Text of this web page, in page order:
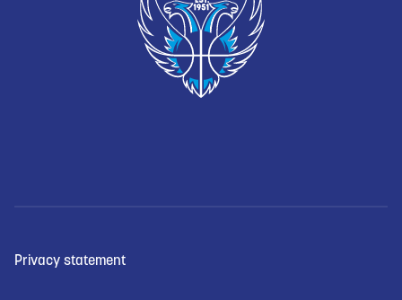
Privacy statement